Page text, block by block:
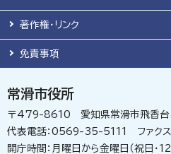
著作権・リンク
免責事項
常滑市役所
〒479-8610 愛知県常滑市飛香台
代表電話：0569-35-5111 ファク
開庁時間：月曜日から金曜日（祝日